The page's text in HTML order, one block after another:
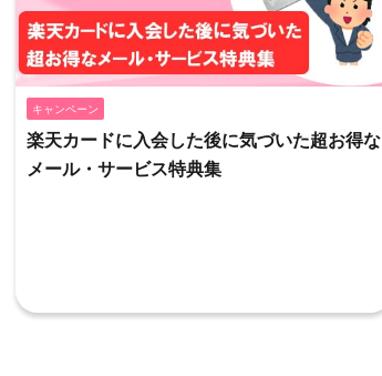
キャンペーン
楽天カードに入会した後に気づいた超お得な
メール・サービス特典集